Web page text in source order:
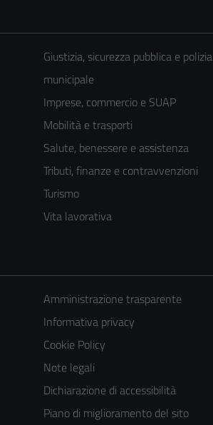
Giustizia, sicurezza pubblica e polizia
municipale
Imprese, commercio e SUAP
Mobilità e trasporti
Salute, benessere e assistenza
Tributi, finanze e contravvenzioni
Turismo
Vita lavorativa
Amministrazione trasparente
Informativa privacy
Cookie Policy
Note legali
Dichiarazione di accessibilità
Piano di miglioramento del sito